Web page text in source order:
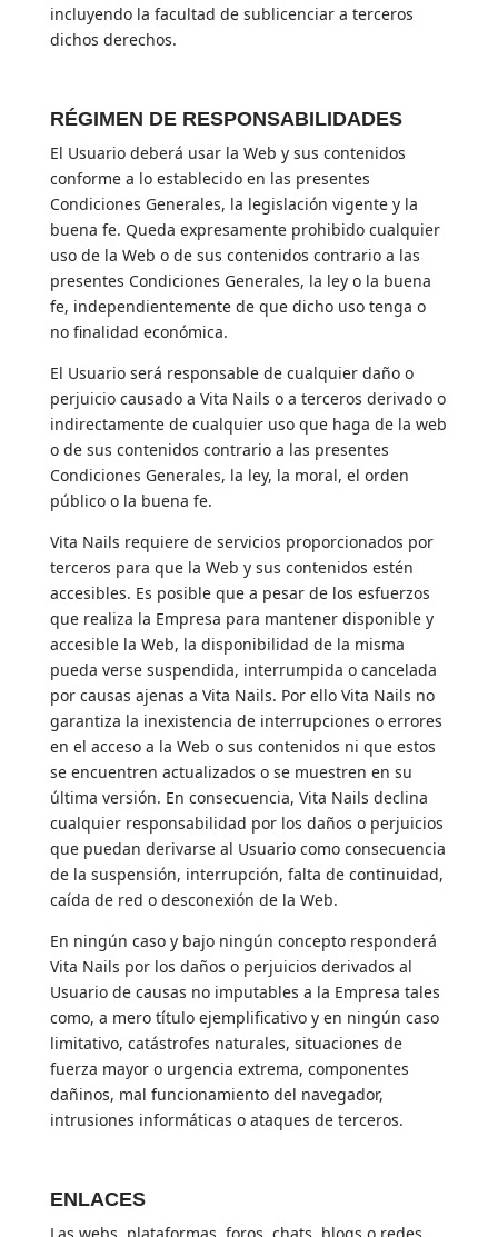
incluyendo la facultad de sublicenciar a terceros
dichos derechos.
RÉGIMEN DE RESPONSABILIDADES
El Usuario deberá usar la Web y sus contenidos
conforme a lo establecido en las presentes
Condiciones Generales, la legislación vigente y la
buena fe. Queda expresamente prohibido cualquier
uso de la Web o de sus contenidos contrario a las
presentes Condiciones Generales, la ley o la buena
fe, independientemente de que dicho uso tenga o
no finalidad económica.
El Usuario será responsable de cualquier daño o
perjuicio causado a Vita Nails o a terceros derivado o
indirectamente de cualquier uso que haga de la web
o de sus contenidos contrario a las presentes
Condiciones Generales, la ley, la moral, el orden
público o la buena fe.
Vita Nails requiere de servicios proporcionados por
terceros para que la Web y sus contenidos estén
accesibles. Es posible que a pesar de los esfuerzos
que realiza la Empresa para mantener disponible y
accesible la Web, la disponibilidad de la misma
pueda verse suspendida, interrumpida o cancelada
por causas ajenas a Vita Nails. Por ello Vita Nails no
garantiza la inexistencia de interrupciones o errores
en el acceso a la Web o sus contenidos ni que estos
se encuentren actualizados o se muestren en su
última versión. En consecuencia, Vita Nails declina
cualquier responsabilidad por los daños o perjuicios
que puedan derivarse al Usuario como consecuencia
de la suspensión, interrupción, falta de continuidad,
caída de red o desconexión de la Web.
En ningún caso y bajo ningún concepto responderá
Vita Nails por los daños o perjuicios derivados al
Usuario de causas no imputables a la Empresa tales
como, a mero título ejemplificativo y en ningún caso
limitativo, catástrofes naturales, situaciones de
fuerza mayor o urgencia extrema, componentes
dañinos, mal funcionamiento del navegador,
intrusiones informáticas o ataques de terceros.
ENLACES